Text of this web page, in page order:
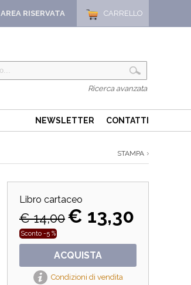
CARRELLO
AREA RISERVATA
Ricerca avanzata
NEWSLETTER CONTATTI
STAMPA
Libro cartaceo
€ 14,00€ 13,30
Sconto -5 %
ACQUISTA
Condizioni di vendita